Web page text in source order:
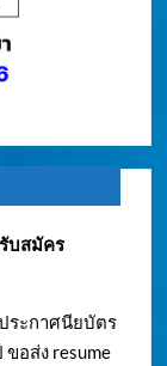
บสมัคร
ระกาศนียบัตร
อส่ง resume